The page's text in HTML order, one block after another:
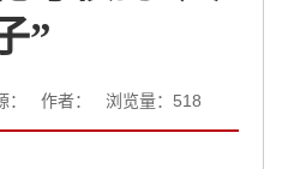
”
： 作者： 浏览量： 518